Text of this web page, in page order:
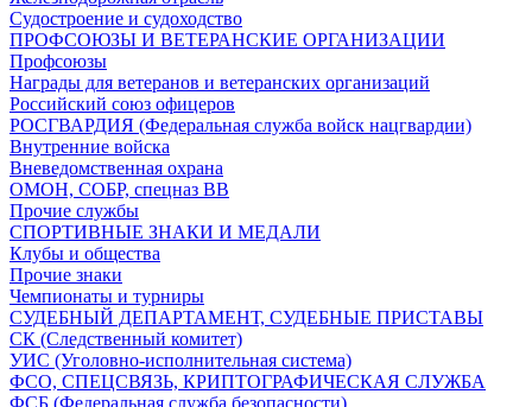
Судостроение и судоходство
ПРОФСОЮЗЫ И ВЕТЕРАНСКИЕ ОРГАНИЗАЦИИ
Профсоюзы
Награды для ветеранов и ветеранских организаций
Российский союз офицеров
РОСГВАРДИЯ (Федеральная служба войск нацгвардии)
Внутренние войска
Вневедомственная охрана
ОМОН, СОБР, спецназ ВВ
Прочие службы
СПОРТИВНЫЕ ЗНАКИ И МЕДАЛИ
Клубы и общества
Прочие знаки
Чемпионаты и турниры
СУДЕБНЫЙ ДЕПАРТАМЕНТ, СУДЕБНЫЕ ПРИСТАВЫ
СК (Следственный комитет)
УИС (Уголовно-исполнительная система)
ФСО, СПЕЦСВЯЗЬ, КРИПТОГРАФИЧЕСКАЯ СЛУЖБА
ФСБ (Федеральная служба безопасности)